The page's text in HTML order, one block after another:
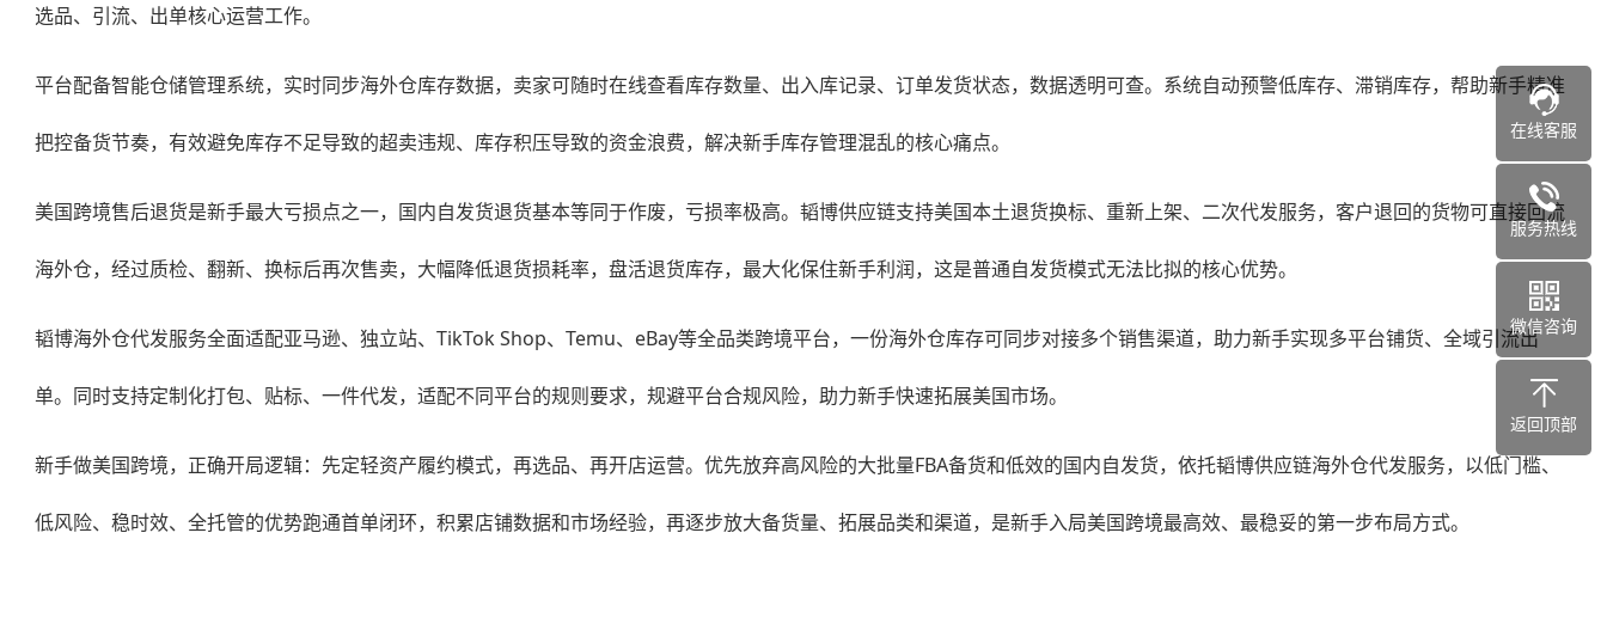
选品、引流、出单核心运营工作。
平台配备智能仓储管理系统，实时同步海外仓库存数据，卖家可随时在线查看库存数量、出入库记录、订单发货状态，数据透明可查。系统自动预警低库存、滞销库存，帮助新手精准
把控备货节奏，有效避免库存不足导致的超卖违规、库存积压导致的资金浪费，解决新手库存管理混乱的核心痛点。
美国跨境售后退货是新手最大亏损点之一，国内自发货退货基本等同于作废，亏损率极高。韬博供应链支持美国本土退货换标、重新上架、二次代发服务，客户退回的货物可直接回流
海外仓，经过质检、翻新、换标后再次售卖，大幅降低退货损耗率，盘活退货库存，最大化保住新手利润，这是普通自发货模式无法比拟的核心优势。
韬博海外仓代发服务全面适配亚马逊、独立站、TikTok Shop、Temu、eBay等全品类跨境平台，一份海外仓库存可同步对接多个销售渠道，助力新手实现多平台铺货、全域引流出
单。同时支持定制化打包、贴标、一件代发，适配不同平台的规则要求，规避平台合规风险，助力新手快速拓展美国市场。
新手做美国跨境，正确开局逻辑：先定轻资产履约模式，再选品、再开店运营。优先放弃高风险的大批量FBA备货和低效的国内自发货，依托韬博供应链海外仓代发服务，以低门槛、
低风险、稳时效、全托管的优势跑通首单闭环，积累店铺数据和市场经验，再逐步放大备货量、拓展品类和渠道，是新手入局美国跨境最高效、最稳妥的第一步布局方式。
在线客服
服务热线
微信咨询
返回顶部